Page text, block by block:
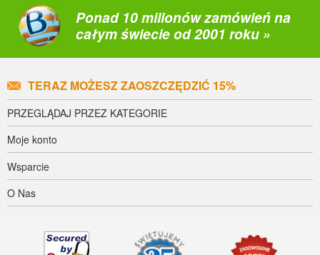
Ponad 10 milionów zamówień na
całym świecie od 2001 roku »
TERAZ MOŻESZ ZAOSZCZĘDZIĆ 15%
PRZEGLĄDAJ PRZEZ KATEGORIE
Moje konto
Wsparcie
O Nas